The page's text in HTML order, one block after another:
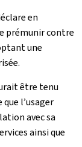
en
prémunir contre
une
être tenu
l’usager
avec sa
ainsi que